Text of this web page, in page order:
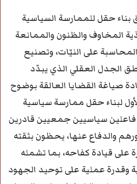
بناء حقل للممارسة السياسية
المخاوف والظنون والممانعة
على النيّات، وتصنيع
الجدل العقلي الذي يبدّد
صياغة القضايا العالقة بوضوح
لبناء حقل ممارسة سياسية
سياسيين جمعيين قادرين
والدفاع عنها، يحظون بثقته
على قيادة كفاحه، بما تشمله
وقدرة عملية على توحيد الجهود